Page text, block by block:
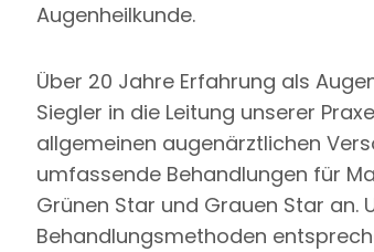
Augenheilkunde.
Über 20 Jahre Erfahrung als
Siegler in die Leitung unserer
allgemeinen augenärztlichen
umfassende Behandlungen für
Grünen Star und Grauen Star an.
Behandlungsmethoden